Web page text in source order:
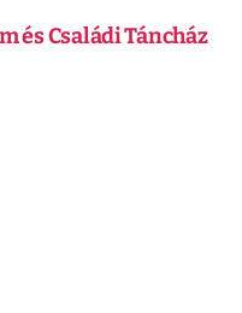
és Családi Táncház